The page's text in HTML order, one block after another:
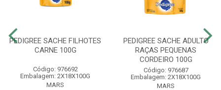
PEDIGREE SACHE FILHOTES
CARNE 100G
Código: 976692
Embalagem: 2X18X100G
MARS
PEDIGREE SACHE ADULTO
RAÇAS PEQUENAS
CORDEIRO 100G
Código: 976687
Embalagem: 2X18X100G
MARS